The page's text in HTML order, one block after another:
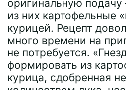
оригинальную
из них картофельные
курицей. Рецепт
много времени на
не потребуется.
формировать из
курица, сдобренная